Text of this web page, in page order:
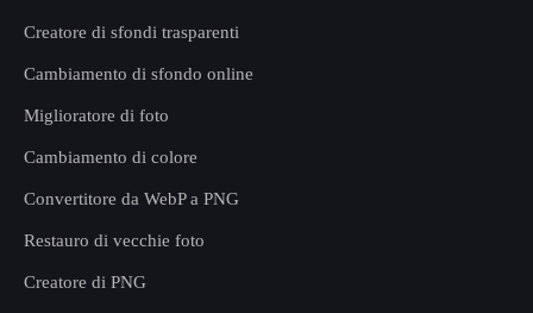
Creatore di sfondi trasparenti
Cambiamento di sfondo online
Miglioratore di foto
Cambiamento di colore
Convertitore da WebP a PNG
Restauro di vecchie foto
Creatore di PNG